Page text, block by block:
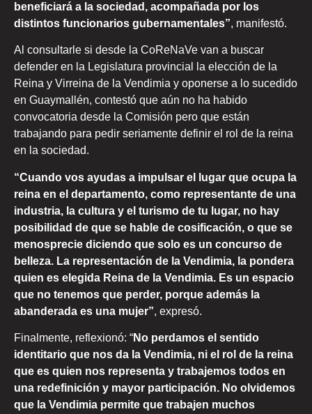
beneficiará a la sociedad, acompañada por los
distintos funcionarios gubernamentales”, manifestó.
Al consultarle si desde la CoReNaVe van a buscar
defender en la Legislatura provincial la elección de la
Reina y Virreina de la Vendimia y oponerse a lo sucedido
en Guaymallén, contestó que aún no ha habido
convocatoria desde la Comisión pero que están
trabajando para pedir seriamente definir el rol de la reina
en la sociedad.
“Cuando vos ayudas a impulsar el lugar que ocupa la
reina en el departamento, como representante de una
industria, la cultura y el turismo de tu lugar, no hay
posibilidad de que se hable de cosificación, o que se
menosprecie diciendo que solo es un concurso de
belleza. La representación de la Vendimia, la pondera
quien es elegida Reina de la Vendimia. Es un espacio
que no tenemos que perder, porque además la
abanderada es una mujer”, expresó.
Finalmente, reflexionó: “No perdamos el sentido
identitario que nos da la Vendimia, ni el rol de la reina
que es quien nos representa y trabajemos todos en
una redefinición y mayor participación. No olvidemos
que la Vendimia permite que trabajen muchos